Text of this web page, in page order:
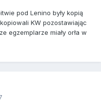
pod Lenino były kopią
KW pozostawiając
egzemplarze miały orła w